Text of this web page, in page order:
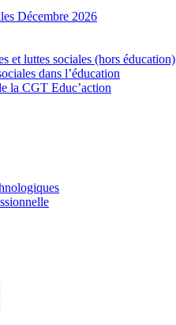
Décembre 2026
et luttes sociales (hors éducation)
dans l’éducation
la CGT Educ’action